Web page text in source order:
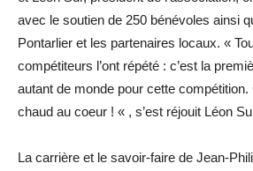
avec le soutien de 250 bénévoles ainsi
Pontarlier et les partenaires locaux. «
compétiteurs l’ont répété : c’est la
autant de monde pour cette
chaud au coeur ! « , s’est réjouit Léon
La carrière et le savoir-faire de Jean-